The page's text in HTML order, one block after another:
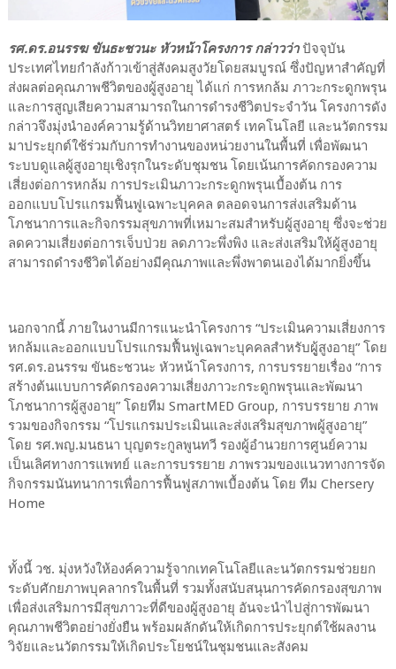
รศ.ดร.อนรรฆ ขันธะชวนะ หัวหน้าโครงการ กล่าวว่าปัจจุบัน
ประเทศไทยกำลังก้าวเข้าสู่สังคมสูงวัยโดยสมบูรณ์ ซึ่งปัญหาสำคัญที่
ส่งผลต่อคุณภาพชีวิตของผู้สูงอายุ ได้แก่ การหกล้ม ภาวะกระดูกพรุน
และการสูญเสียความสามารถในการดำรงชีวิตประจำวัน โครงการดัง
กล่าวจึงมุ่งนำองค์ความรู้ด้านวิทยาศาสตร์ เทคโนโลยี และนวัตกรรม
มาประยุกต์ใช้ร่วมกับการทำงานของหน่วยงานในพื้นที่ เพื่อพัฒนา
ระบบดูแลผู้สูงอายุเชิงรุกในระดับชุมชน โดยเน้นการคัดกรองความ
เสี่ยงต่อการหกล้ม การประเมินภาวะกระดูกพรุนเบื้องต้น การ
ออกแบบโปรแกรมฟื้นฟูเฉพาะบุคคล ตลอดจนการส่งเสริมด้าน
โภชนาการและกิจกรรมสุขภาพที่เหมาะสมสำหรับผู้สูงอายุ ซึ่งจะช่วย
ลดความเสี่ยงต่อการเจ็บป่วย ลดภาวะพึ่งพิง และส่งเสริมให้ผู้สูงอายุ
สามารถดำรงชีวิตได้อย่างมีคุณภาพและพึ่งพาตนเองได้มากยิ่งขึ้น
นอกจากนี้ ภายในงานมีการแนะนำโครงการ “ประเมินความเสี่ยงการ
หกล้มและออกแบบโปรแกรมฟื้นฟูเฉพาะบุคคลสำหรับผูู้สูงอายุ” โดย
รศ.ดร.อนรรฆ ขันธะชวนะ หัวหน้าโครงการ, การบรรยายเรื่อง “การ
สร้างต้นแบบการคัดกรองความเสี่ยงภาวะกระดูกพรุนและพัฒนา
โภชนาการผู้สูงอายุ” โดยทีม SmartMED Group, การบรรยาย ภาพ
รวมของกิจกรรม “โปรแกรมประเมินและส่งเสริมสุขภาพผู้สูงอายุ”
โดย รศ.พญ.มนธนา บุญตระกูลพูนทวี รองผู้อำนวยการศูนย์ความ
เป็นเลิศทางการแพทย์ และการบรรยาย ภาพรวมของแนวทางการจัด
กิจกรรมนันทนาการเพื่อการฟื้นฟูสภาพเบื้องต้น โดย ทีม Chersery
Home
ทั้งนี้ วช. มุ่งหวังให้องค์ความรู้จากเทคโนโลยีและนวัตกรรมช่วยยก
ระดับศักยภาพบุคลากรในพื้นที่ รวมทั้งสนับสนุนการคัดกรองสุขภาพ
เพื่อส่งเสริมการมีสุขภาวะที่ดีของผู้สูงอายุ อันจะนำไปสู่การพัฒนา
คุณภาพชีวิตอย่างยั่งยืน พร้อมผลักดันให้เกิดการประยุกต์ใช้ผลงาน
วิจัยและนวัตกรรมให้เกิดประโยชน์ในชุมชนและสังคม